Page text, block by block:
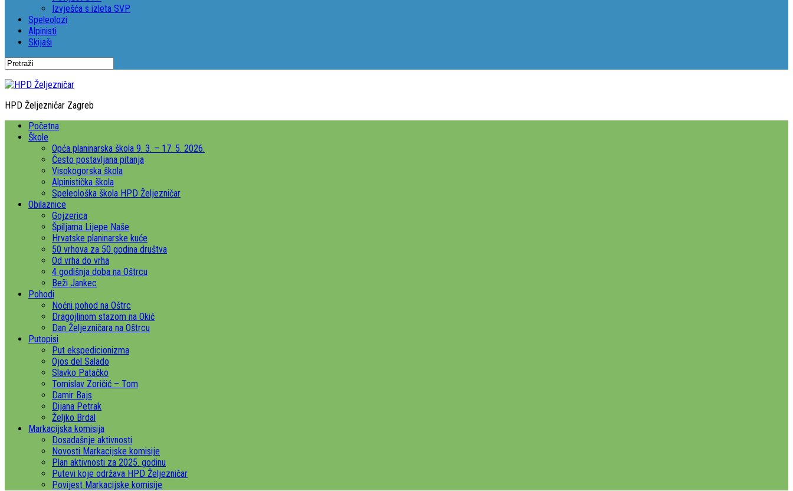
Izvješća s izleta SVP
Speleolozi
Alpinisti
Skijaši
HPD Željezničar Zagreb
Početna
Škole
Opća planinarska škola 9. 3. – 17. 5. 2026.
Često postavljana pitanja
Visokogorska škola
Alpinistička škola
Speleološka škola HPD Željezničar
Obilaznice
Gojzerica
Špiljama Lijepe Naše
Hrvatske planinarske kuće
50 vrhova za 50 godina društva
Od vrha do vrha
4 godišnja doba na Oštrcu
Beži Jankec
Pohodi
Noćni pohod na Oštrc
Dragojlinom stazom na Okić
Dan Željezničara na Oštrcu
Putopisi
Put ekspedicionizma
Ojos del Salado
Slavko Patačko
Tomislav Zoričić – Tom
Damir Bajs
Dijana Petrak
Željko Brdal
Markacijska komisija
Dosadašnje aktivnosti
Novosti Markacijske komisije
Plan aktivnosti za 2025. godinu
Putevi koje održava HPD Željezničar
Povijest Markacijske komisije